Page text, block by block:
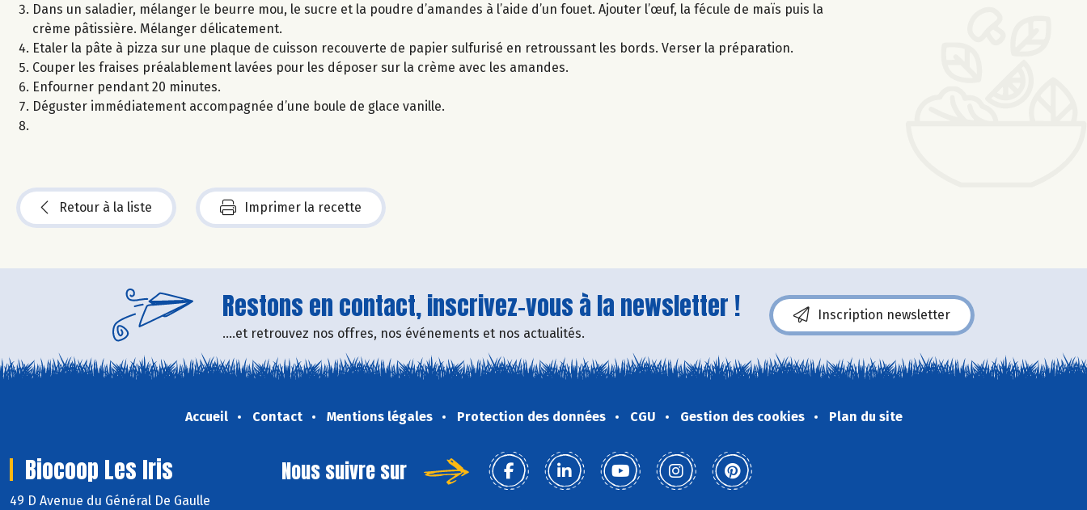
Dans un saladier, mélanger le beurre mou, le sucre et la poudre d’amandes à l’aide d’un fouet. Ajouter l’œuf, la fécule de maïs puis la
crème pâtissière. Mélanger délicatement.
Etaler la pâte à pizza sur une plaque de cuisson recouverte de papier sulfurisé en retroussant les bords. Verser la préparation.
Couper les fraises préalablement lavées pour les déposer sur la crème avec les amandes.
Enfourner pendant 20 minutes.
Déguster immédiatement accompagnée d’une boule de glace vanille.
Retour à la liste Imprimer la recette
Restons en contact, inscrivez-vous à la newsletter !
....et retrouvez nos offres, nos événements et nos actualités.
Inscription newsletter
Accueil Contact Mentions légales Protection des données CGU Gestion des cookies Plan du site
Biocoop Les Iris
49 D Avenue du Général De Gaulle
Nous suivre sur